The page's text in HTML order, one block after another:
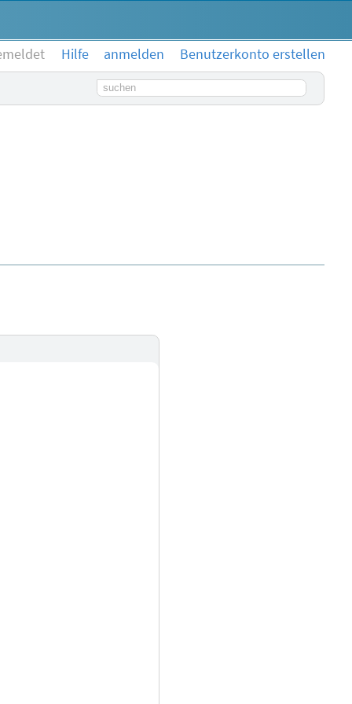
Hilfe anmelden
Benutzerkonto erstellen
Suchbegriff